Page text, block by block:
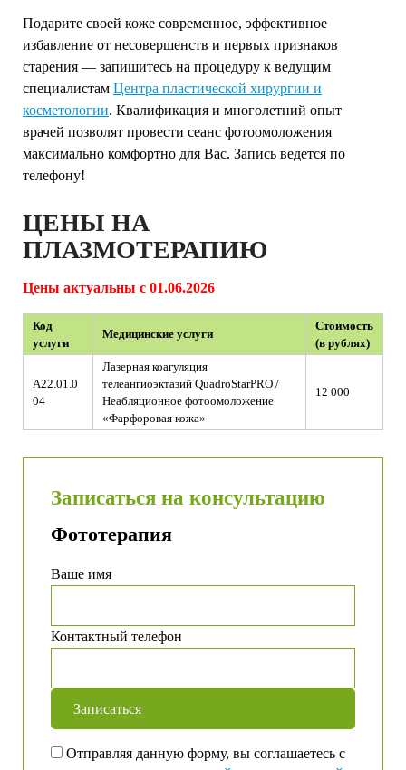
Подарите своей коже современное, эффективное
избавление от несовершенств и первых признаков
старения — запишитесь на процедуру к ведущим
специалистам Центра пластической хирургии и
косметологии. Квалификация и многолетний опыт
врачей позволят провести сеанс фотоомоложения
максимально комфортно для Вас. Запись ведется по
телефону!
ЦЕНЫ НА
ПЛАЗМОТЕРАПИЮ
Цены актуальны с 01.06.2026
Код
услуги
Медицинские услуги
Стоимость
(в рублях)
A22.01.0
04
Лазерная коагуляция
телеангиоэктазий QuadroStarPRO /
Неабляционное фотоомоложение
«Фарфоровая кожа»
12 000
Записаться на консультацию
Фототерапия
Ваше имя
Контактный телефон
Отправляя данную форму, вы соглашаетесь с